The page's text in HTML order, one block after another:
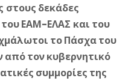
στους δεκάδες
του ΕΑΜ-ΕΛΑΣ και του
το Πάσχα του
από τον κυβερνητικό
συμμορίες της